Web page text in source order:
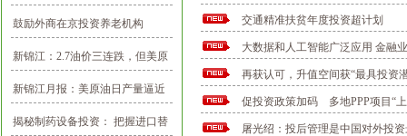
2020首批投资建设新热潮
鼓励外商在京投资养老机构
新锦江：2.7油价三连跌，但美原
油期货多空仍未见分晓
新锦江月报：美原油日产量逼近
千一大关，油价整体看多
揭秘制药设备投资： 把握进口替
交通精准扶贫年度投资超计划
大数据和人工智能广泛应用 金融
再获认可，升值空间获“最具投资
促投资政策加码 多地PPP项目“
屠光绍：投后管理是中国对外投